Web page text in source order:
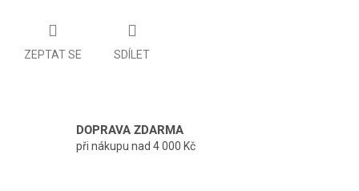
ZEPTAT SE SDÍLET
DOPRAVA ZDARMA
při nákupu nad 4 000 Kč